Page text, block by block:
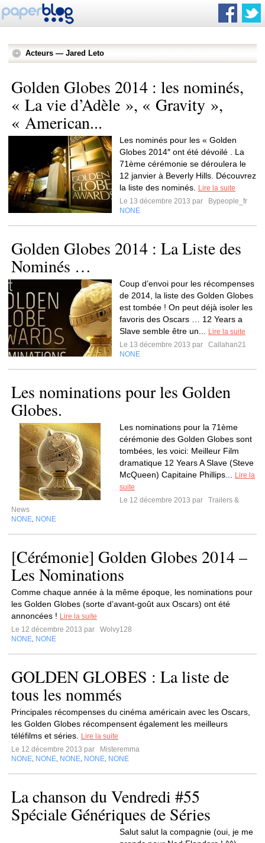
Acteurs — Jared Leto
Golden Globes 2014 : les nominés,
« La vie d’Adèle », « Gravity »,
« American...
Les nominés pour les « Golden
Globes 2014″ ont été dévoilé . La
71ème cérémonie se déroulera le
12 janvier à Beverly Hills. Découvrez
la liste des nominés.
Lire la suite
Le 13 décembre 2013 par
Bypeople_fr
NONE
Golden Globes 2014 : La Liste des
Nominés …
Coup d’envoi pour les récompenses
de 2014, la liste des Golden Globes
est tombée ! On peut déjà isoler les
favoris des Oscars … 12 Years a
Slave semble être un...
Lire la suite
Le 13 décembre 2013 par
Callahan21
NONE
Les nominations pour les Golden
Globes.
Les nominations pour la 71ème
cérémonie des Golden Globes sont
tombées, les voici: Meilleur Film
dramatique 12 Years A Slave (Steve
McQueen) Capitaine Phillips...
Lire la
suite
Le 12 décembre 2013 par
Trailers &
News
NONE NONE
[Cérémonie] Golden Globes 2014 –
Les Nominations
Comme chaque année à la même époque, les nominations pour
les Golden Globes (sorte d’avant-goût aux Oscars) ont été
annoncées ! Lire la suite
Le 12 décembre 2013 par
Wolvy128
NONE NONE
GOLDEN GLOBES : La liste de
tous les nommés
Principales récompenses du cinéma américain avec les Oscars,
les Golden Globes récompensent également les meilleurs
téléfilms et séries.
Lire la suite
Le 12 décembre 2013 par
Misteremma
NONE NONE NONE NONE NONE
La chanson du Vendredi #55
Spéciale Génériques de Séries
Salut salut la compagnie (oui, je me